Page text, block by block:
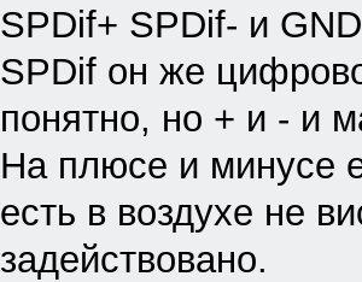
SPDif+ SPDif- и
SPDif он же
понятно, но + и - и
На плюсе и минусе
есть в воздухе не
задействовано.